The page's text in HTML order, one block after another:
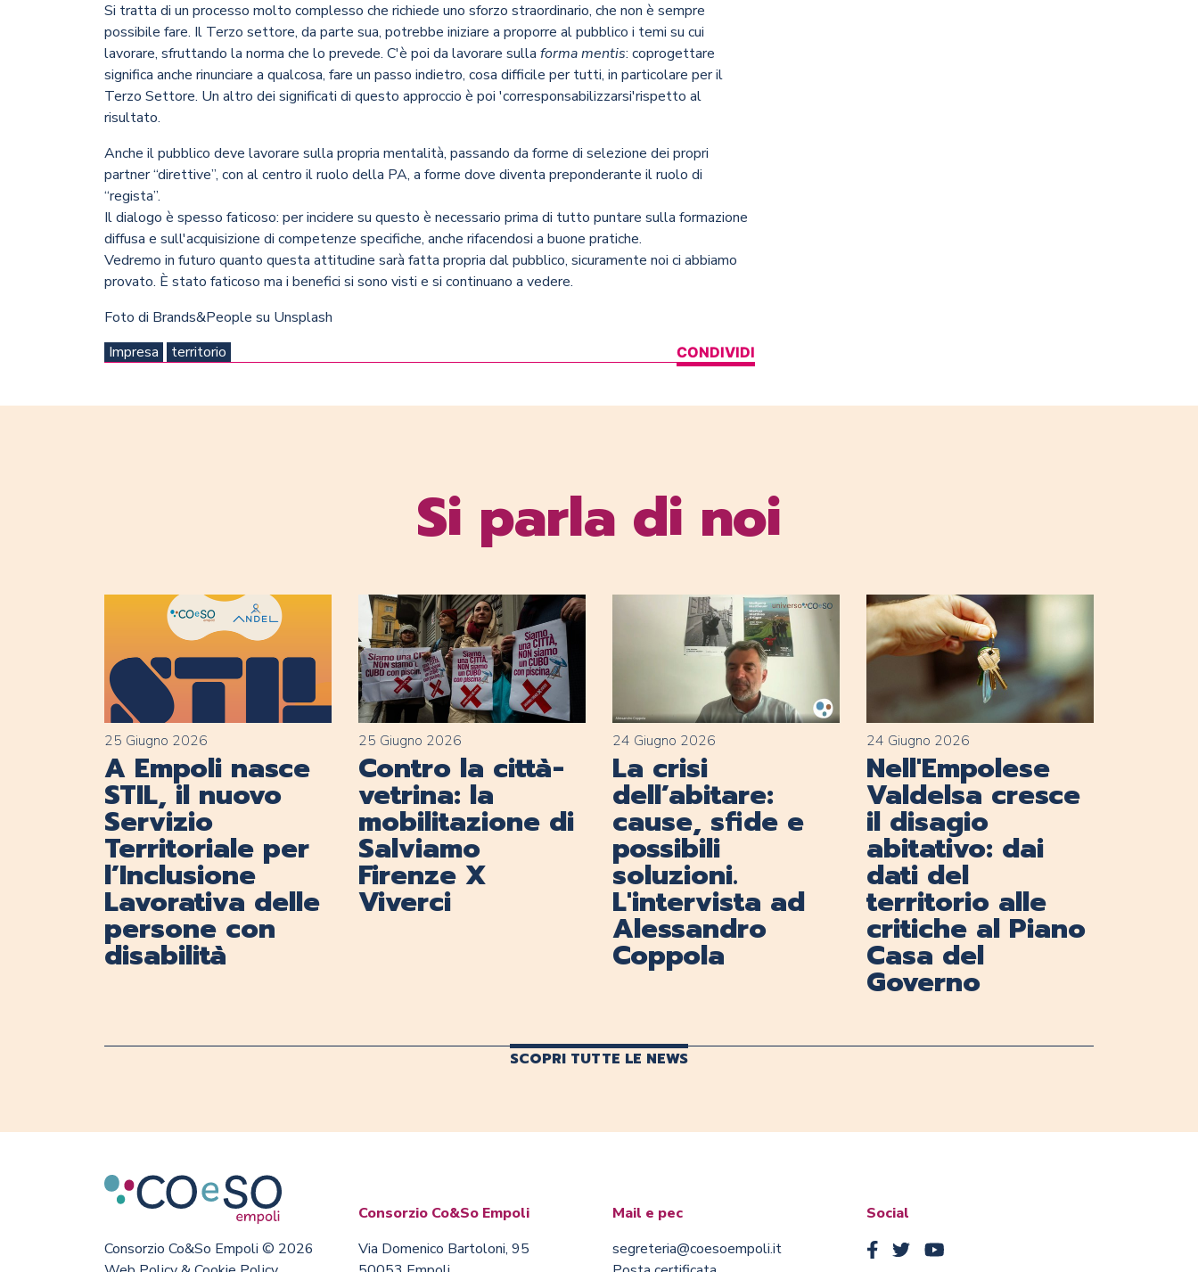
Si tratta di un processo molto complesso che richiede uno sforzo straordinario, che non è sempre
possibile fare. Il Terzo settore, da parte sua, potrebbe iniziare a proporre al pubblico i temi su cui
lavorare, sfruttando la norma che lo prevede. C'è poi da lavorare sulla forma mentis: coprogettare
significa anche rinunciare a qualcosa, fare un passo indietro, cosa difficile per tutti, in particolare per il
Terzo Settore. Un altro dei significati di questo approccio è poi 'corresponsabilizzarsi'rispetto al
risultato.
Anche il pubblico deve lavorare sulla propria mentalità, passando da forme di selezione dei propri
partner “direttive”, con al centro il ruolo della PA, a forme dove diventa preponderante il ruolo di
“regista”.
Il dialogo è spesso faticoso: per incidere su questo è necessario prima di tutto puntare sulla formazione
diffusa e sull'acquisizione di competenze specifiche, anche rifacendosi a buone pratiche.
Vedremo in futuro quanto questa attitudine sarà fatta propria dal pubblico, sicuramente noi ci abbiamo
provato. È stato faticoso ma i benefici si sono visti e si continuano a vedere.
Foto di Brands&People su Unsplash
Impresa
territorio CONDIVIDI
Si parla di noi
25 Giugno 2026
A Empoli nasce
STIL, il nuovo
Servizio
Territoriale per
l’Inclusione
Lavorativa delle
persone con
disabilità
25 Giugno 2026
Contro la città-
vetrina: la
mobilitazione di
Salviamo
Firenze X
Viverci
24 Giugno 2026
La crisi
dell’abitare:
cause, sfide e
possibili
soluzioni.
L'intervista ad
Alessandro
Coppola
24 Giugno 2026
Nell'Empolese
Valdelsa cresce
il disagio
abitativo: dai
dati del
territorio alle
critiche al Piano
Casa del
Governo
SCOPRI TUTTE LE NEWS
Consorzio Co&So Empoli © 2026
Consorzio Co&So Empoli
Via Domenico Bartoloni, 95
Mail e pec
segreteria@coesoempoli.it
Social